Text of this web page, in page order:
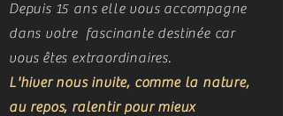
Depuis 15 ans elle vous accompagne
dans votre fascinante destinée car
vous êtes extraordinaires.
L'hiver nous invite, comme la nature,
au repos, ralentir pour mieux